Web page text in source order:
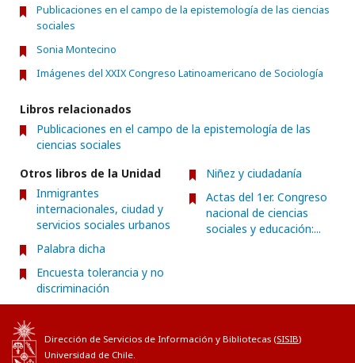
Publicaciones en el campo de la epistemología de las ciencias
sociales
Sonia Montecino
Imágenes del XXIX Congreso Latinoamericano de Sociología
Libros relacionados
Publicaciones en el campo de la epistemología de las
ciencias sociales
Otros libros de la Unidad
Inmigrantes
internacionales, ciudad y
servicios sociales urbanos
Palabra dicha
Encuesta tolerancia y no
discriminación
Niñez y ciudadanía
Actas del 1er. Congreso
nacional de ciencias
sociales y educación:...
Dirección de Servicios de Información y Bibliotecas (SISIB)
Universidad de Chile.